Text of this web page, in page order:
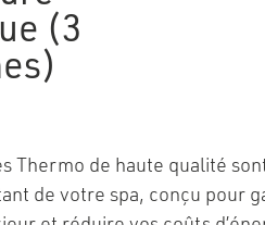
(3
Thermo de haute qualité
de votre spa, conçu pour